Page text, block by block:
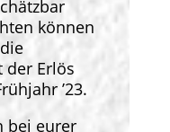
können
der Erlös
’23.
bei eurer